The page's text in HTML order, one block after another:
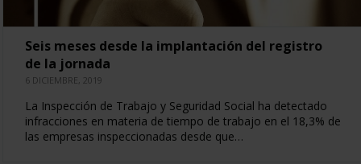
Seis meses desde la implantación del registro
de la jornada
6 DICIEMBRE, 2019
La Inspección de Trabajo y Seguridad Social ha detectado
infracciones en materia de tiempo de trabajo en el 18,3% de
las empresas inspeccionadas desde que…